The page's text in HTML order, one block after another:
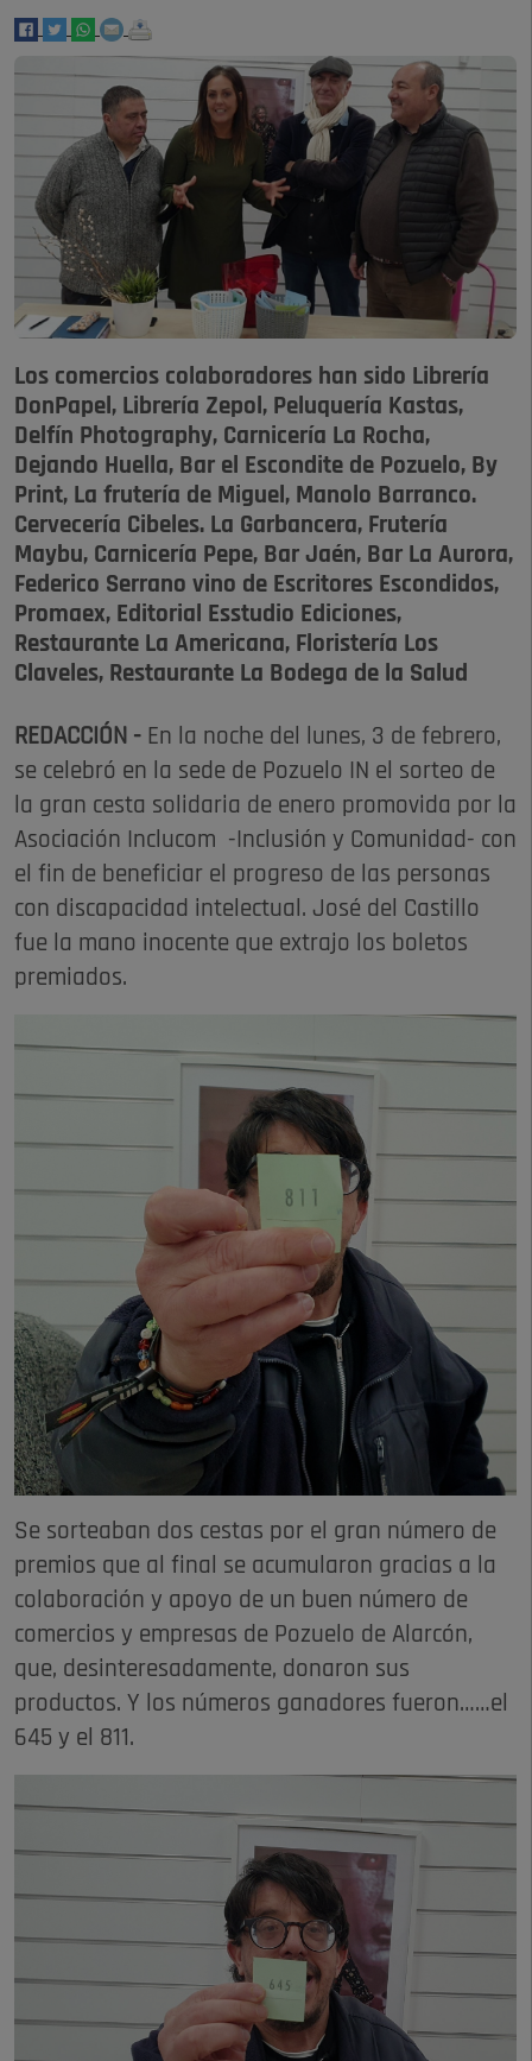
Los comercios colaboradores han sido Librería
DonPapel, Librería Zepol, Peluquería Kastas,
Delfín Photography, Carnicería La Rocha,
Dejando Huella, Bar el Escondite de Pozuelo, By
Print, La frutería de Miguel, Manolo Barranco.
Cervecería Cibeles. La Garbancera, Frutería
Maybu, Carnicería Pepe, Bar Jaén, Bar La Aurora,
Federico Serrano vino de Escritores Escondidos,
Promaex, Editorial Esstudio Ediciones,
Restaurante La Americana, Floristería Los
Claveles, Restaurante La Bodega de la Salud
REDACCIÓN - En la noche del lunes, 3 de febrero,
se celebró en la sede de Pozuelo IN el sorteo de
la gran cesta solidaria de enero promovida por la
Asociación Inclucom -Inclusión y Comunidad- con
el fin de beneficiar el progreso de las personas
con discapacidad intelectual. José del Castillo
fue la mano inocente que extrajo los boletos
premiados.
Se sorteaban dos cestas por el gran número de
premios que al final se acumularon gracias a la
colaboración y apoyo de un buen número de
comercios y empresas de Pozuelo de Alarcón,
que, desinteresadamente, donaron sus
productos. Y los números ganadores fueron……el
645 y el 811.